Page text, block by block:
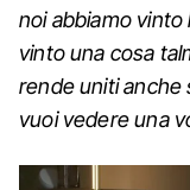
noi abbiamo vinto
vinto una cosa
rende uniti anche
vuoi vedere una